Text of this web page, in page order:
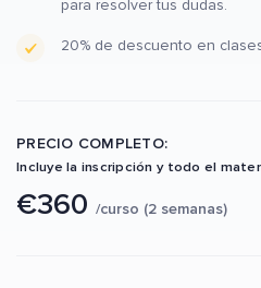
para resolver tus dudas.
20% de descuento en
PRECIO COMPLETO:
Incluye la inscripción y todo el
€360 /curso (2 semanas)